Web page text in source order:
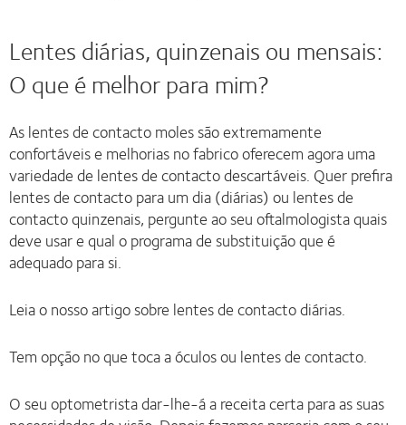
Lentes diárias, quinzenais ou mensais:
O que é melhor para mim?
As lentes de contacto moles são extremamente
confortáveis e melhorias no fabrico oferecem agora uma
variedade de lentes de contacto descartáveis. Quer prefira
lentes de contacto para um dia (diárias) ou lentes de
contacto quinzenais, pergunte ao seu oftalmologista quais
deve usar e qual o programa de substituição que é
adequado para si.
Leia o nosso artigo sobre lentes de contacto diárias.
Tem opção no que toca a óculos ou lentes de contacto.
O seu optometrista dar-lhe-á a receita certa para as suas